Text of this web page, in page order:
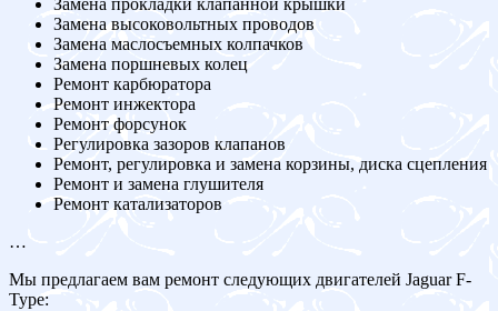
Замена прокладки клапанной крышки
Замена высоковольтных проводов
Замена маслосъемных колпачков
Замена поршневых колец
Ремонт карбюратора
Ремонт инжектора
Ремонт форсунок
Регулировка зазоров клапанов
Ремонт, регулировка и замена корзины, диска сцепления
Ремонт и замена глушителя
Ремонт катализаторов
…
Мы предлагаем вам ремонт следующих двигателей Jaguar F-
Type: